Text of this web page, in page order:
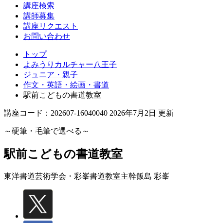
講座検索
講師募集
講座リクエスト
お問い合わせ
トップ
よみうりカルチャー八王子
ジュニア・親子
作文・英語・絵画・書道
駅前こどもの書道教室
講座コード：202607-16040040 2026年7月2日 更新
～硬筆・毛筆で選べる～
駅前こどもの書道教室
東洋書道芸術学会・彩峯書道教室主幹飯島 彩峯